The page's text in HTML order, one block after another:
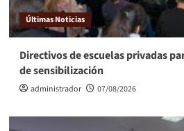
Últimas Noticias
Directivos de escuelas privadas
de sensibilización
administrador 07/08/2026